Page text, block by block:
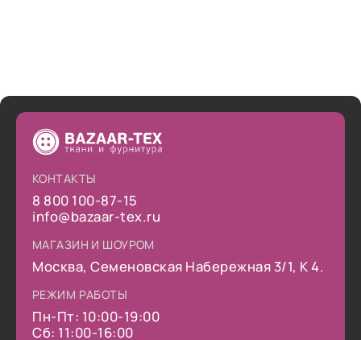
КОНТАКТЫ
8 800 100-87-15
info@bazaar-tex.ru
МАГАЗИН И ШОУРОМ
Москва, Семеновская Набережная 3/1, К 4.
РЕЖИМ РАБОТЫ
Пн-Пт: 10:00-19:00
Сб: 11:00-16:00